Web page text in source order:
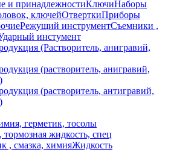
и принадлежностиКлючиНаборы
ключейОтверткиПриборы
Режущий инструментСъемники ,
инстумент
(Растворитель, анигравий,
(растворитель, анигравий,
(растворитель, антигравий,
герметик, тосолы
жидкость, спец
, смазка, химияЖидкость